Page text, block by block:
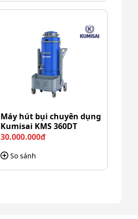
Máy hút bụi chuyên dụng
Kumisai KMS 360DT
30.000.000đ
So sánh